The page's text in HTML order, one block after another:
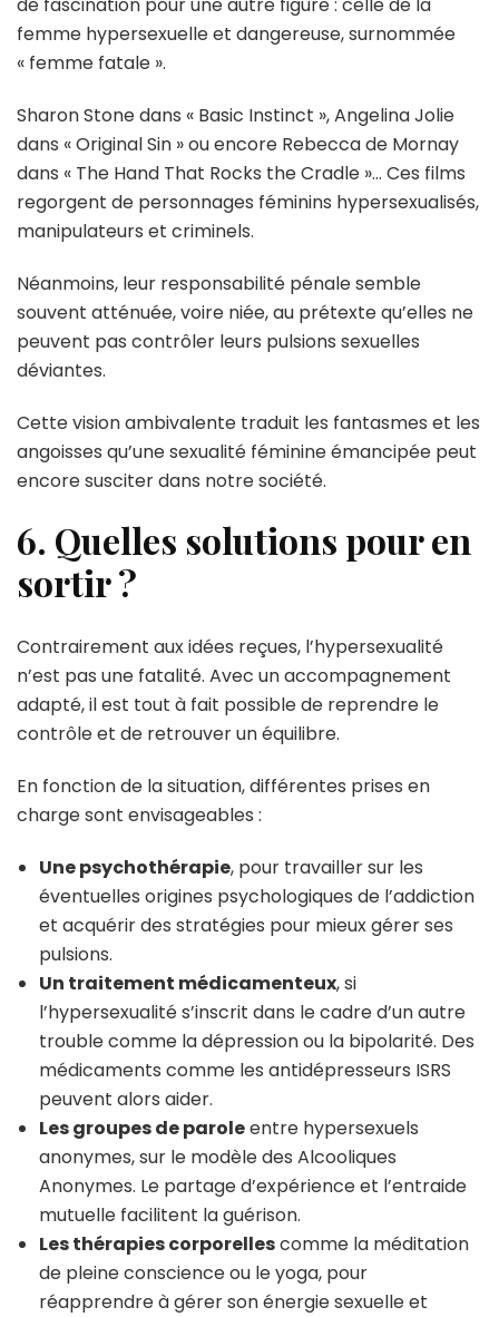
femme hypersexuelle et dangereuse, surnommée
« femme fatale ».
Sharon Stone dans « Basic Instinct », Angelina Jolie
dans « Original Sin » ou encore Rebecca de Mornay
dans « The Hand That Rocks the Cradle »… Ces films
regorgent de personnages féminins hypersexualisés,
manipulateurs et criminels.
Néanmoins, leur responsabilité pénale semble
souvent atténuée, voire niée, au prétexte qu’elles ne
peuvent pas contrôler leurs pulsions sexuelles
déviantes.
Cette vision ambivalente traduit les fantasmes et les
angoisses qu’une sexualité féminine émancipée peut
encore susciter dans notre société.
6. Quelles solutions pour en
sortir ?
Contrairement aux idées reçues, l’hypersexualité
n’est pas une fatalité. Avec un accompagnement
adapté, il est tout à fait possible de reprendre le
contrôle et de retrouver un équilibre.
En fonction de la situation, différentes prises en
charge sont envisageables :
Une psychothérapie, pour travailler sur les
éventuelles origines psychologiques de l’addiction
et acquérir des stratégies pour mieux gérer ses
pulsions.
Un traitement médicamenteux, si
l’hypersexualité s’inscrit dans le cadre d’un autre
trouble comme la dépression ou la bipolarité. Des
médicaments comme les antidépresseurs ISRS
peuvent alors aider.
Les groupes de paroleentre hypersexuels
anonymes, sur le modèle des Alcooliques
Anonymes. Le partage d’expérience et l’entraide
mutuelle facilitent la guérison.
Les thérapies corporellescomme la méditation
de pleine conscience ou le yoga, pour
réapprendre à gérer son énergie sexuelle et